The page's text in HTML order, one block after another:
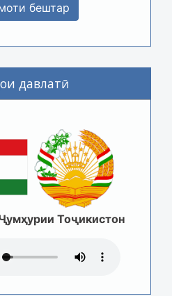
бештар
давлатӣ
Тоҷикистон